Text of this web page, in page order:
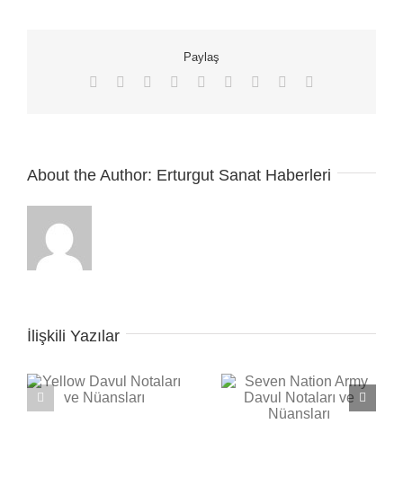
Paylaş
Facebook Reddit LinkedInWhatsApp
TumblrPinterest
About the Author: Erturgut Sanat Haberleri
İlişkili Yazılar
Seven Nation Army
Back in Black Davul
Notaları ve Nüansları